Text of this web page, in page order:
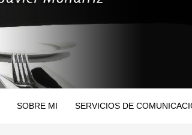
SOBRE MI SERVICIOS DE